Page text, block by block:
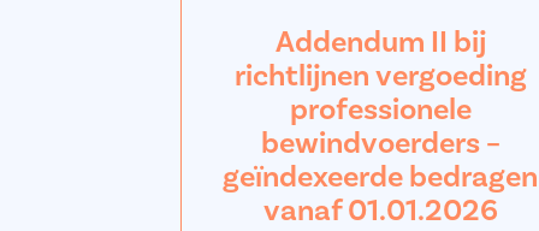
Addendum II bij
richtlijnen vergoeding
professionele
bewindvoerders –
geïndexeerde bedragen
vanaf 01.01.2026